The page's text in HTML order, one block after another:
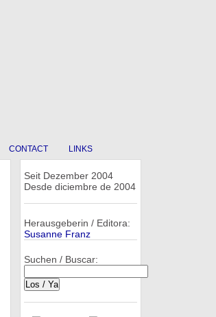
CONTACT LINKS
Seit Dezember 2004
Desde diciembre de 2004
Herausgeberin / Editora:
Susanne Franz
Suchen / Buscar: